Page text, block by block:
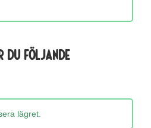
du följande
lägret.